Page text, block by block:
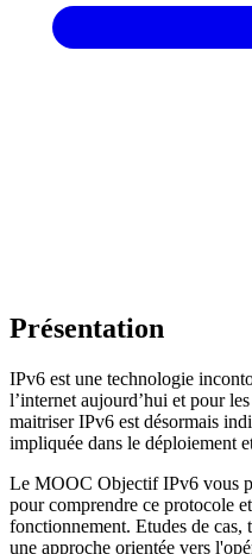
Présentation
IPv6 est une technologie
l’internet aujourd’hui et pour
maitriser IPv6 est désormais
impliquée dans le déploiement
Le MOOC Objectif IPv6 vous
pour comprendre ce protocole
fonctionnement. Etudes de cas,
une approche orientée vers